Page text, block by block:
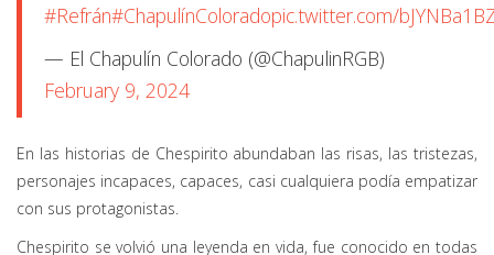
#Refrán#ChapulínColoradopic.twitter.com/
— El Chapulín Colorado (@ChapulinRGB)
February 9, 2024
En las historias de Chespirito abundaban las risas, las tristezas,
personajes incapaces, capaces, casi cualquiera podía empatizar
con sus protagonistas.
Chespirito se volvió una leyenda en vida, fue conocido en todas